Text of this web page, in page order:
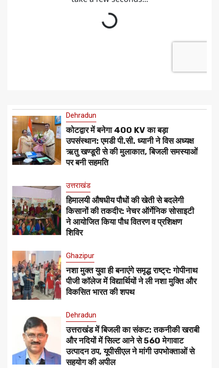
Dehradun
कोटद्वार में बनेगा 400 KV का बड़ा
उपसंस्थान: एमडी पी.सी. ध्यानी ने विस अध्यक्ष
ऋतु खण्डूरी से की मुलाकात, बिजली समस्याओं
पर बनी सहमति
उत्तराखंड
हिमालयी औषधीय पौधों की खेती से बदलेगी
किसानों की तकदीर: नेचर ऑर्गेनिक सोसाइटी
ने आयोजित किया पौध वितरण व प्रशिक्षण
शिविर
Ghazipur
नशा मुक्त युवा ही बनाएंगे समृद्ध राष्ट्र: गोपीनाथ
पीजी कॉलेज में विद्यार्थियों ने ली नशा मुक्ति और
विकसित भारत की शपथ
Dehradun
उत्तराखंड में बिजली का संकट: तकनीकी खराबी
और नदियों में सिल्ट आने से 560 मेगावाट
उत्पादन ठप, यूपीसीएल ने मांगी उपभोक्ताओं से
सहयोग की अपील